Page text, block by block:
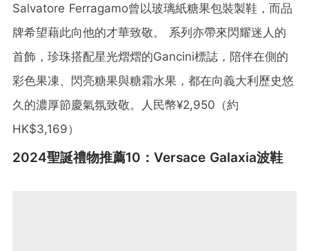
Salvatore Ferragamo曾以玻璃紙糖果包裝製鞋，而品
牌希望藉此向他的才華致敬。 系列亦帶來閃耀迷人的
首飾，珍珠搭配星光熠熠的Gancini標誌，陪伴在側的
彩色果凍、閃亮糖果與糖霜水果，都在向義大利歷史悠
久的濃厚節慶氣氛致敬。人民幣¥2,950（約
HK$3,169）
2024聖誕禮物推薦10：Versace Galaxia波鞋